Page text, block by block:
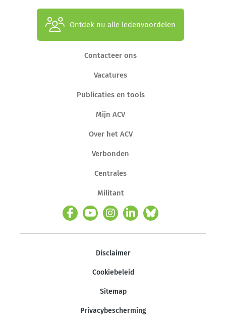
Ontdek nu alle ledenvoordelen
Contacteer ons
Vacatures
Publicaties en tools
Mijn ACV
Over het ACV
Verbonden
Centrales
Militant
Disclaimer
Cookiebeleid
Sitemap
Privacybescherming